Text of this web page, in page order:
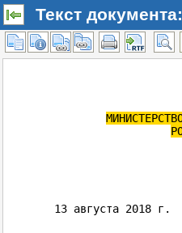
Текст документа: